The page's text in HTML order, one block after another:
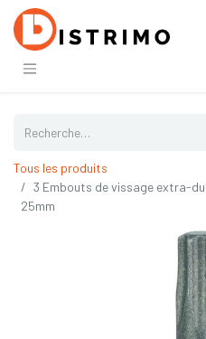
Tous les produits
3 Embouts de vissage extra-
25mm